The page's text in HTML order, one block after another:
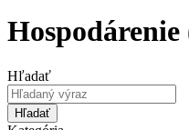
Hospodárenie
Hľadať
Hľadať